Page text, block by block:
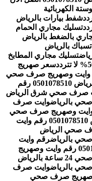
الكهربائية
شفط بيارات بالرياض
تسليك مجاري الحمام
بالضغط بالرياض
سباك بالرياض
تسليك مجاري المطابخ
سعر صهريج
0501078510 رقم وايت وصهريج صرف صحي
وايت شفط صرف صحي غرب الرياض 0501078510 رقم
صرف صحي شرق الرياض
وايت صرف
0501078510 رقم وايت وصهريج صرف صحي
وايت صرف صحي شمال الرياض 0501078510 رقم وايت
صحي الرياض
رقم وايت
شفط صرف صحي في الرياض 0501078510 رقم وايت وصهريج
وايت شفط صرف صحي 24 ساعة بالرياض
وايت صرف
رقم وايت وصهريج صرف صحي